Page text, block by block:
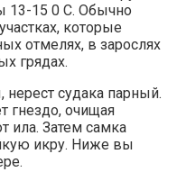
13-15 0 С. Обычно
которые
отмелях, в зарослях
грядах.
судака парный.
гнездо, очищая
ила. Затем самка
икру. Ниже вы